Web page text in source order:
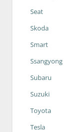
Seat
Skoda
Smart
Ssangyong
Subaru
Suzuki
Toyota
Tesla